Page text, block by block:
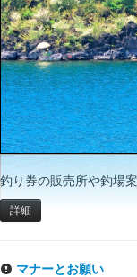
釣り券の販売所や釣場
詳細
マナーとお願い